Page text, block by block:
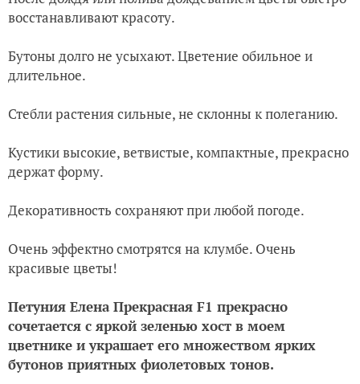
восстанавливают красоту.
Бутоны долго не усыхают. Цветение обильное и
длительное.
Стебли растения сильные, не склонны к полеганию.
Кустики высокие, ветвистые, компактные, прекрасно
держат форму.
Декоративность сохраняют при любой погоде.
Очень эффектно смотрятся на клумбе. Очень
красивые цветы!
Петуния Елена Прекрасная F1 прекрасно
сочетается с яркой зеленью хост в моем
цветнике и украшает его множеством ярких
бутонов приятных фиолетовых тонов.